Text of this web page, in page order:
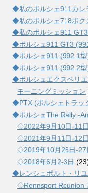
◆私のポルシェ911カレ
◆私のポルシェ718ボク
◆私のポルシェ911
◆ポルシェ911 GT3
◆ポルシェ911 (992.1型
◆ポルシェ911 (992.2型
◆ポルシェエクスペリ
モーニングミッション
◆PTX (ポルシェトラッ
◆ポルシェThe Rally -
◇2022年9月10日-11日
◇2021年9月11日-12日
◇2019年10月26日-27
◇2018年6月2-3日 (23)
◆レンシュポルト・リ
◇Rennsport Reunion